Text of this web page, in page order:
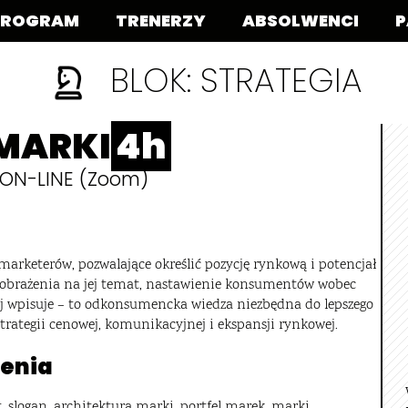
TRENERZY ABSOLWENCI
BLOK: STRATEGIA
4h
LINE (Zoom)
pozwalające określić pozycję rynkową i potencjał
na jej temat, nastawienie konsumentów wobec
– to odkonsumencka wiedza niezbędna do lepszego
cenowej, komunikacyjnej i ekspansji rynkowej.